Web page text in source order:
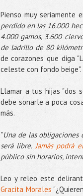
Pienso muy seriamente
perdido en las 16.000
4.000 gamos, 3.600
de ladrillo de 80
de corazones que diga
celeste con fondo beige".
Llamar a tus hijas "dos
debe sonarle a poca
más.
"Una de las obligaciones
será libre.Jamás podrá
público sin horarios,
Leo y releo este
Gracita Morales